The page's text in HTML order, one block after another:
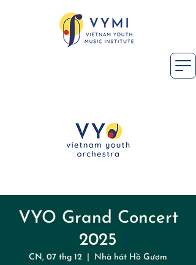
VYO Grand Concert
2025
CN, 07 thg 12 Nhà hát Hồ Gươm